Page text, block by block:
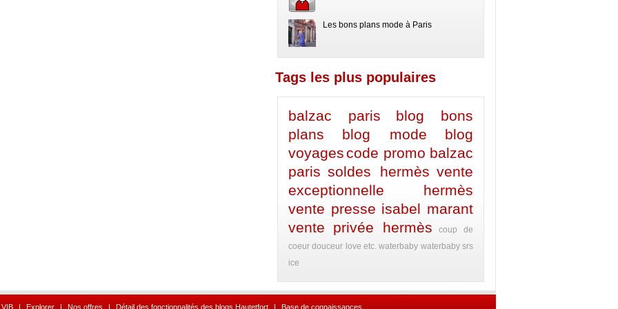
Les bons plans mode à Paris
Tags les plus populaires
balzac paris
blog bons
plans
blog mode
blog
voyagescode promo balzac
paris soldes hermès vente
exceptionnelle hermès
vente presse isabel marant
vente privée hermès
coup de
coeur douceur love etc. waterbaby waterbaby srs
ice
VIB I Explorer I Nos offres I Détail des fonctionnalités des blogs Hautetfort I Base de connaissances